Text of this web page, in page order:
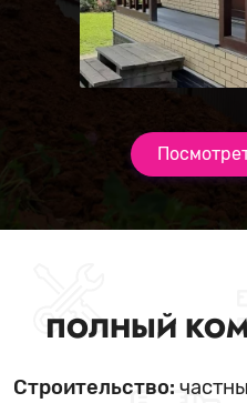
ПОЛНЫЙ
Строительство: